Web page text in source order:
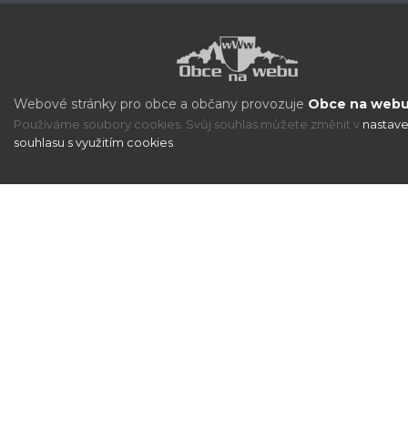
Webové stránky pro obce a občany provozuje Obce na
Používáme soubory cookies. Svůj souhlas můžete změnit v
souhlasu s využitím cookies